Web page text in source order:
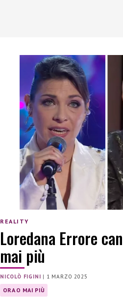
REALITY
Loredana Errore
mai più
NICOLÒ FIGINI | 1 MARZO 2025
ORA O MAI PIÙ